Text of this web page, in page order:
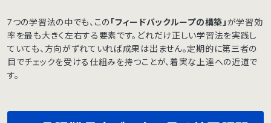
7つの学習法の中でも、この 「フィードバックループの構築」が学習効
率を最も大きく左右する要素です。どれだけ正しい学習法を実践し
ていても、方向がずれていれば成果は出ません。定期的に第三者の
目でチェックを受ける仕組みを持つことが、着実な上達への近道で
す。